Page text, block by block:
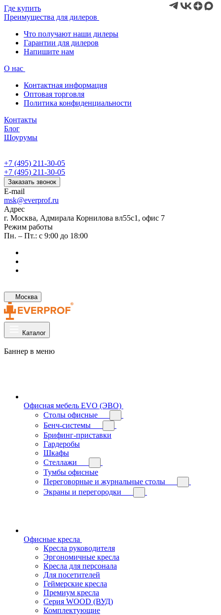
Где купить
Преимущества для дилеров
Что получают наши дилеры
Гарантии для дилеров
Напишите нам
О нас
Контактная информация
Оптовая торговля
Политика конфиденциальности
Контакты
Блог
Шоурумы
+7 (495) 211-30-05
+7 (495) 211-30-05
Заказать звонок
E-mail
msk@everprof.ru
Адрес
г. Москва, Адмирала Корнилова вл55с1, офис 7
Режим работы
Пн. – Пт.: с 9:00 до 18:00
Москва
Каталог
Баннер в меню
Офисная мебель EVO (ЭВО)
Cтолы офисные
Бенч-системы
Брифинг-приставки
Гардеробы
Шкафы
Стеллажи
Тумбы офисные
Переговорные и журнальные столы
Экраны и перегородки
Офисные кресла
Кресла руководителя
Эргономичные кресла
Кресла для персонала
Для посетителей
Геймерские кресла
Премиум кресла
Серия WOOD (ВУД)
Комплектующие